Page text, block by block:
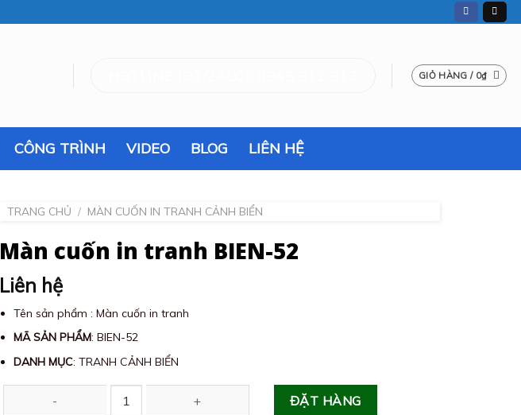
GIỎ HÀNG / 0₫
CÔNG TRÌNH VIDEO BLOG LIÊN HỆ
TRANG CHỦ / MÀN CUỐN IN TRANH CẢNH BIỂN
Màn cuốn in tranh BIEN-52
Liên hệ
Tên sản phẩm : Màn cuốn in tranh
MÃ SẢN PHẨM: BIEN-52
DANH MỤC: TRANH CẢNH BIỂN
Màn cuốn in tranh BIEN-52 số lượng ĐẶT HÀNG